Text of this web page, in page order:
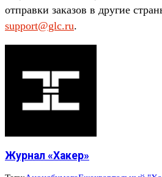
отправки заказов в другие
support@glc.ru.
Журнал «Хакер»